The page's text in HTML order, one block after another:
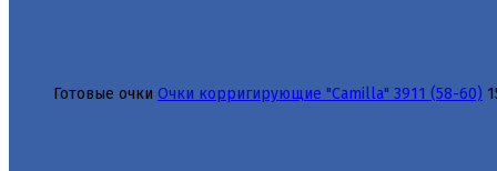
Готовые очки Очки корригирующие "Camilla" 3911 (58-60)